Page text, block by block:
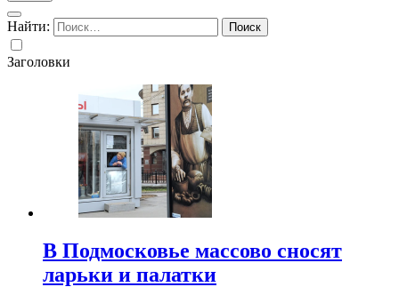
Найти:
Заголовки
В Подмосковье массово сносят
ларьки и палатки